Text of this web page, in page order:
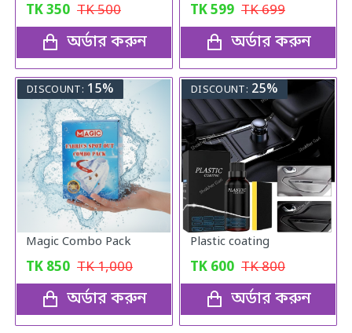
TK350 TK500
অর্ডার করুন
TK599 TK699
অর্ডার করুন
DISCOUNT: 15%
Magic Combo Pack
TK 850 TK1,000
অর্ডার করুন
DISCOUNT: 25%
Plastic coating
TK 600 TK800
অর্ডার করুন